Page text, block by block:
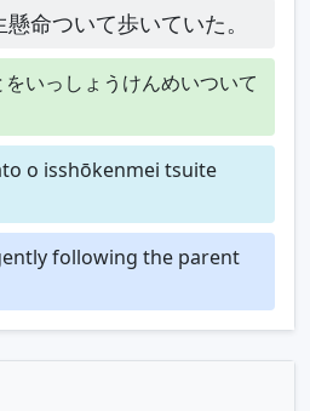
命ついて歩いていた。
いっしょうけんめいついて
o isshōkenmei tsuite
following the parent